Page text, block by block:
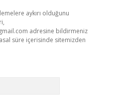
aykırı olduğunu
adresine bildirmeniz
süre içerisinde sitemizden